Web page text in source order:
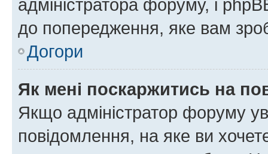
адміністратора форуму, і
до попередження, яке вам
Догори
Як мені поскаржитись на
Якщо адміністратор форуму
повідомлення, на яке ви